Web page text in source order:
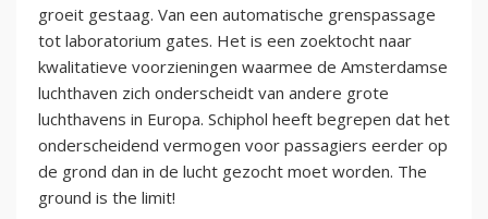
groeit gestaag. Van een automatische grenspassage
tot laboratorium gates. Het is een zoektocht naar
kwalitatieve voorzieningen waarmee de Amsterdamse
luchthaven zich onderscheidt van andere grote
luchthavens in Europa. Schiphol heeft begrepen dat het
onderscheidend vermogen voor passagiers eerder op
de grond dan in de lucht gezocht moet worden. The
ground is the limit!